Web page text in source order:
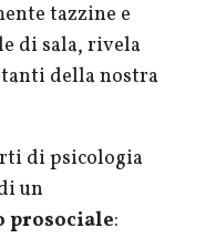
tazzine e
di sala, rivela
della nostra
di psicologia
un
prosociale: